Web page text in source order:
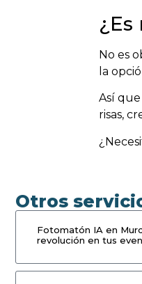
No es
la
Así
risas,
Otros
Fotomatón IA en
revolución en tus